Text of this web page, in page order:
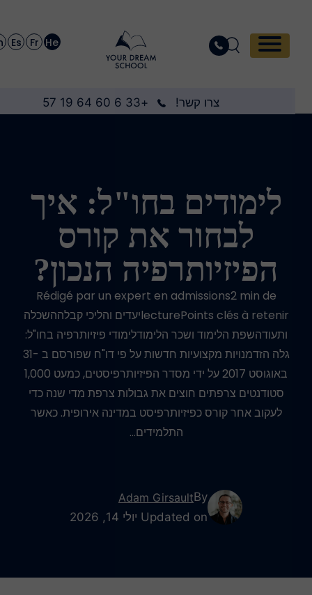
Fr
Es
En
צרו קשר! +33 6 60 64 19 57
לימודים בחו"ל: איך
לבחור את קורס
הפיזיותרפיה הנכון?
Rédigé par un expert en admissions2 min de
lecturePoints clés à retenirיעדים והליכי קבלההשכלה
ותעודהשפת הלימוד ושכר הלימודלימודי פיזיותרפיה בחו"ל:
גלה הזדמנויות מקצועיות חדשות על פי דו"ח שפורסם ב -31
באוגוסט 2017 על ידי מסדר הפיזיותרפיסטים, כמעט 1,000
סטודנטים צרפתים חוצים את גבולות צרפת מדי שנה כדי
לעקוב אחר קורס כפיזיותרפיסט במדינה אירופית. כאשר
התלמידים…
By
Adam Girsault
Updated on יולי 14, 2026